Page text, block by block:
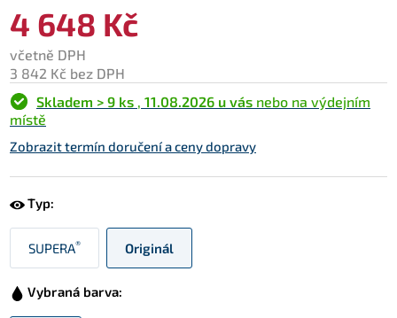
4 648 Kč
včetně DPH
3 842 Kč bez DPH
Skladem > 9 ks , 11.08.2026 u vás nebo na výdejním
místě
Zobrazit termín doručení a ceny dopravy
Typ:
SUPERA® Originál
Vybraná barva: